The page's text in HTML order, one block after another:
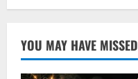
YOU MAY HAVE MISSED